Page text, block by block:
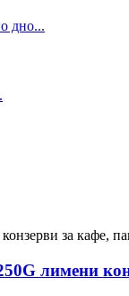
лимени